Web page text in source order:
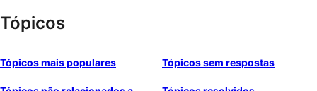
Tópicos
Tópicos mais populares Tópicos sem respostas